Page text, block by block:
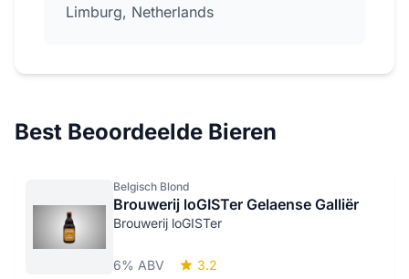
Limburg, Netherlands
Best Beoordeelde Bieren
Belgisch Blond
Brouwerij loGISTer Gelaense Galliër
Brouwerij loGISTer
6% ABV 3.2